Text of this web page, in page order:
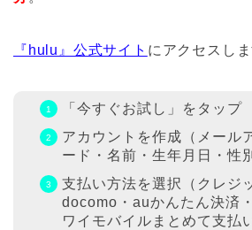
『hulu』公式サイト にアクセスしま
「今すぐお試し」をタップ
アカウントを作成（メール
ード・名前・生年月日・性
支払い方法を選択（クレジ
docomo・auかんたん決済
ワイモバイルまとめて支払